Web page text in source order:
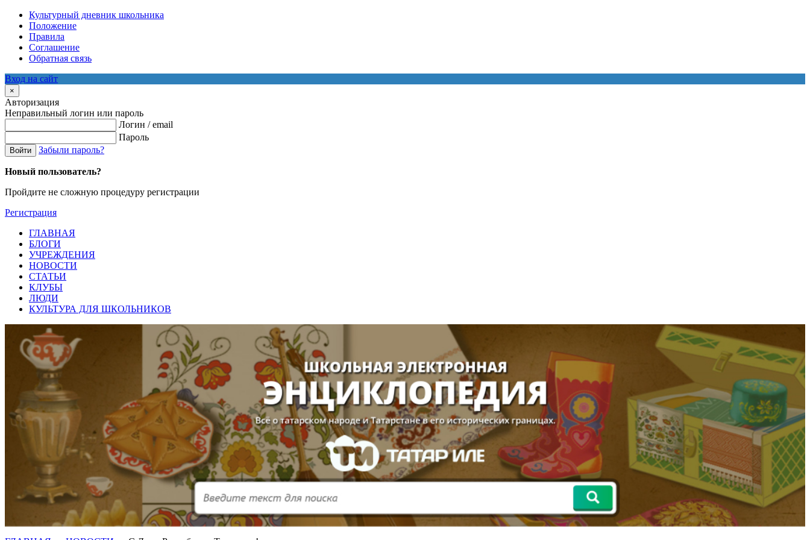
Культурный дневник школьника
Положение
Правила
Соглашение
Обратная связь
Вход на сайт
×
Авторизация
Неправильный логин или пароль
Логин / email
Пароль
Войти Забыли пароль?
Новый пользователь?
Пройдите не сложную процедуру регистрации
Регистрация
ГЛАВНАЯ
БЛОГИ
УЧРЕЖДЕНИЯ
НОВОСТИ
СТАТЬИ
КЛУБЫ
ЛЮДИ
КУЛЬТУРА ДЛЯ ШКОЛЬНИКОВ